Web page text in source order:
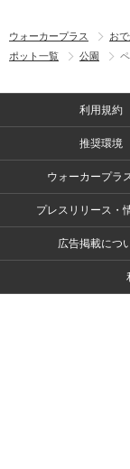
ウォーカープラス お
ポット一覧
公園
利用規約
推奨環境
ウォーカープラ
プレスリリース・
広告掲載につ